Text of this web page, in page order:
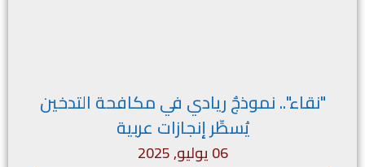
"نقاء".. نموذجٌ ريادي في مكافحة التدخين
يُسطِّر إنجازات عربية
06 يوليو, 2025